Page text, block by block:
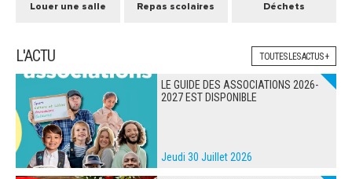
Louer une salle Repas scolaires Déchets
L'ACTU TOUTES LES ACTUS +
LE GUIDE DES ASSOCIATIONS 2026-
2027 EST DISPONIBLE
Jeudi 30 Juillet 2026